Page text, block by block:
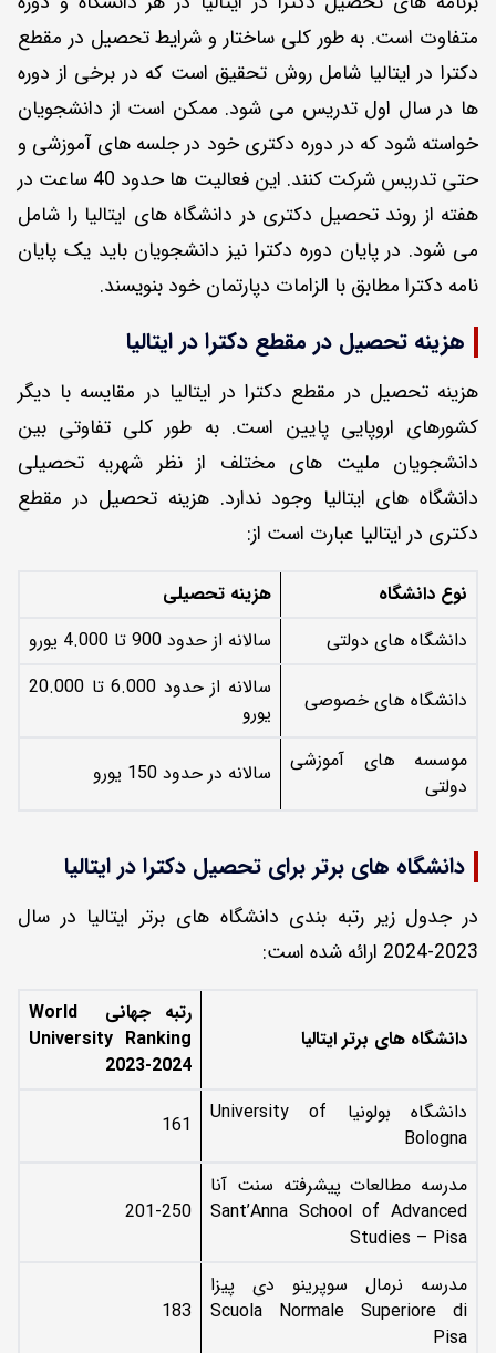
متفاوت است. به طور کلی ساختار و شرایط تحصیل در مقطع
دکترا در ایتالیا شامل روش تحقیق است که در برخی از دوره‌
ها در سال اول تدریس می ‌شود. ممکن است از دانشجویان
خواسته شود که در دوره دکتری خود در جلسه های آموزشی و
حتی تدریس شرکت کنند. این فعالیت ها حدود 40 ساعت در
هفته از روند تحصیل دکتری در دانشگاه های ایتالیا را شامل
می شود. در پایان دوره دکترا نیز دانشجویان باید یک پایان
نامه دکترا مطابق با الزامات دپارتمان خود بنویسند.
هزینه تحصیل در مقطع دکترا در ایتالیا
هزینه تحصیل در مقطع دکترا در ایتالیا در مقایسه با دیگر
کشورهای اروپایی پایین است. به طور کلی تفاوتی بین
دانشجویان ملیت های مختلف از نظر شهریه تحصیلی
دانشگاه های ایتالیا وجود ندارد. هزینه تحصیل در مقطع
دکتری در ایتالیا عبارت است از:
نوع دانشگاه
هزینه تحصیلی
دانشگاه های دولتی
سالانه از حدود 900 تا 4.000 یورو
دانشگاه های خصوصی
سالانه از حدود 6.000 تا 20.000
یورو
موسسه های آموزشی
دولتی
سالانه در حدود 150 یورو
دانشگاه های برتر برای تحصیل دکترا در ایتالیا
در جدول زیر رتبه بندی دانشگاه های برتر ایتالیا در سال
2023-2024 ارائه شده است:
دانشگاه های برتر ایتالیا
رتبه جهانی
World
University Ranking
2023-2024
دانشگاه بولونیا University of
Bologna
161
مدرسه مطالعات پیشرفته سنت آنا
Sant’Anna School of Advanced
Studies – Pisa
201-250
مدرسه نرمال سوپرینو دی پیزا
Scuola Normale Superiore di
Pisa
183